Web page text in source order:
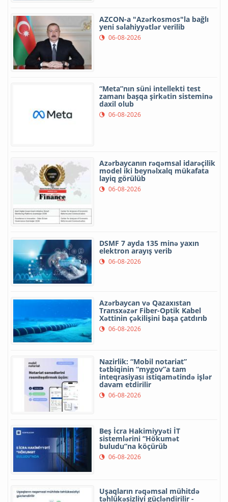
AZCON-a "Azərkosmos"la bağlı
yeni səlahiyyətlər verilib
06-08-2026
“Meta”nın süni intellekti test
zamanı başqa şirkətin sisteminə
daxil olub
06-08-2026
Azərbaycanın rəqəmsal idarəçilik
model iki beynəlxalq mükafata
layiq görülüb
06-08-2026
DSMF 7 ayda 135 minə yaxın
elektron arayış verib
06-08-2026
Azərbaycan və Qazaxıstan
Transxəzər Fiber-Optik Kabel
Xəttinin çəkilişini başa çatdırıb
06-08-2026
Nazirlik: “Mobil notariat”
tətbiqinin “mygov”a tam
inteqrasiyası istiqamətində işlər
davam etdirilir
06-08-2026
Beş İcra Hakimiyyəti İT
sistemlərini “Hökumət
buludu”na köçürüb
06-08-2026
Uşaqların rəqəmsal mühitdə
təhlükəsizliyi gücləndirilir -